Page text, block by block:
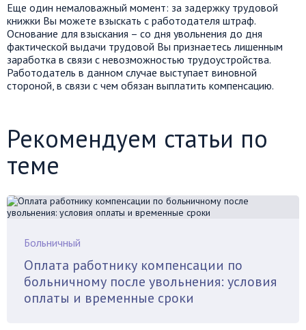
Еще один немаловажный момент: за задержку трудовой
книжки Вы можете взыскать с работодателя штраф.
Основание для взыскания – со дня увольнения до дня
фактической выдачи трудовой Вы признаетесь лишенным
заработка в связи с невозможностью трудоустройства.
Работодатель в данном случае выступает виновной
стороной, в связи с чем обязан выплатить компенсацию.
Рекомендуем статьи по
теме
Больничный
Оплата работнику компенсации по
больничному после увольнения: условия
оплаты и временные сроки